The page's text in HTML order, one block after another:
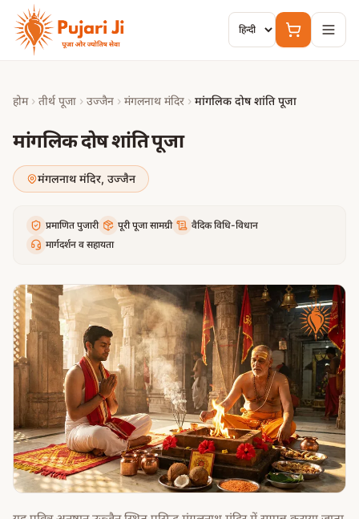
मुख्य सामग्री पर जाएं
होम › तीर्थ पूजा › उज्जैन › मंगलनाथ मंदिर › मांगलिक दोष शांति पूजा
मांगलिक दोष शांति पूजा
मंगलनाथ मंदिर, उज्जैन
प्रमाणित पुजारी पूरी पूजा सामग्री
वैदिक विधि-विधान
मार्गदर्शन व सहायता